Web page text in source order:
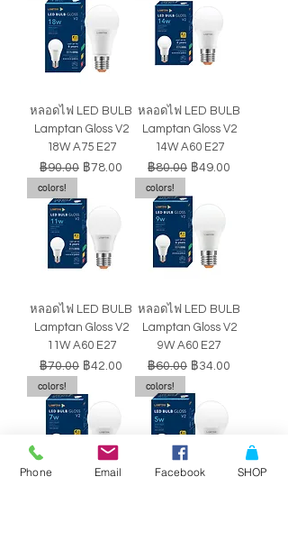
หลอดไฟ LED BULB
Lamptan Gloss V2
18W A75 E27
ราคาปกติ
฿90.00 ราคาขายลด
฿78.00
หลอดไฟ LED BULB
Lamptan Gloss V2
14W A60 E27
ราคาปกติ
฿80.00 ราคาขายลด
฿49.00
colors!
หลอดไฟ LED BULB
Lamptan Gloss V2
11W A60 E27
ราคาปกติ
฿70.00 ราคาขายลด
฿42.00
colors!
หลอดไฟ LED BULB
Lamptan Gloss V2
9W A60 E27
ราคาปกติ
฿60.00 ราคาขายลด
฿34.00
colors!
colors!
Phone Email Facebook SHOP